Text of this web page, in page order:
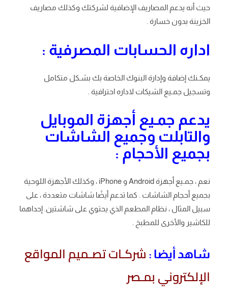
حيث أنه يدعم المصاريف الإضافية لشركتك وكذلك مصاريف
الخزينة بدون خسارة .
اداره الحسابات المصرفية :
يمكـنك إضافة وإدارة البنوك الخاصة بك بشـكل متكامل
وتسجيل جمـيع الشيكات لاداره احترافية .
يدعم جمـيع أجهزة الموبايل
والتابلت وجميع الشاشات
بجميع الأحجام :
نعم ، جمـيع أجهزة Android و iPhone ، وكذلك الأجهزة اللوحية
بجميع أحجام الشاشات . كما تدعم أيضًا شاشات متعددة ، على
سبيل المثال ، نظام المطعم الذي يحتوي على شاشتين. إحداهما
للكاشير والأخرى للمطبخ .
شاهد أيضا : شركـات تصـميم المواقع
الإلكتروني بمـصر